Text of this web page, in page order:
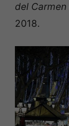
del Carmen
2018.